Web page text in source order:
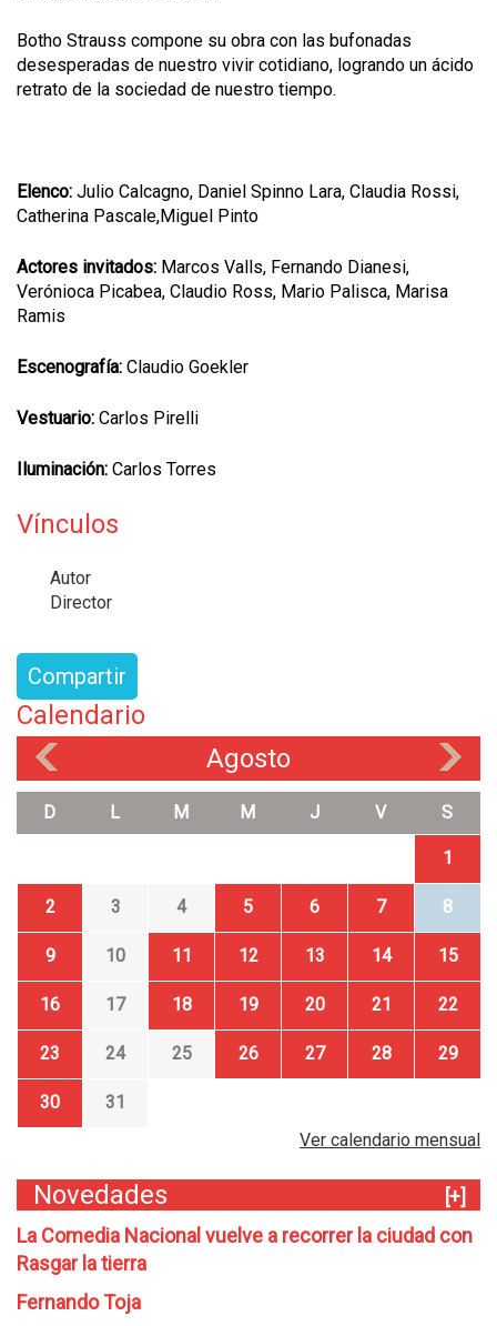
Botho Strauss compone su obra con las bufonadas
desesperadas de nuestro vivir cotidiano, logrando un ácido
retrato de la sociedad de nuestro tiempo.
Elenco: Julio Calcagno, Daniel Spinno Lara, Claudia Rossi,
Catherina Pascale,Miguel Pinto
Actores invitados: Marcos Valls, Fernando Dianesi,
Verónioca Picabea, Claudio Ross, Mario Palisca, Marisa
Ramis
Escenografía: Claudio Goekler
Vestuario: Carlos Pirelli
Iluminación: Carlos Torres
Vínculos
Autor
Director
Compartir
Calendario
Agosto
D L M M J V S
1
2 3 4 5 6 7 8
9 10 11 12 13 14 15
16 17 18 19 20 21 22
23 24 25 26 27 28 29
30
31
Ver calendario mensual
Novedades
[+]
La Comedia Nacional vuelve a recorrer la ciudad con
Rasgar la tierra
Fernando Toja